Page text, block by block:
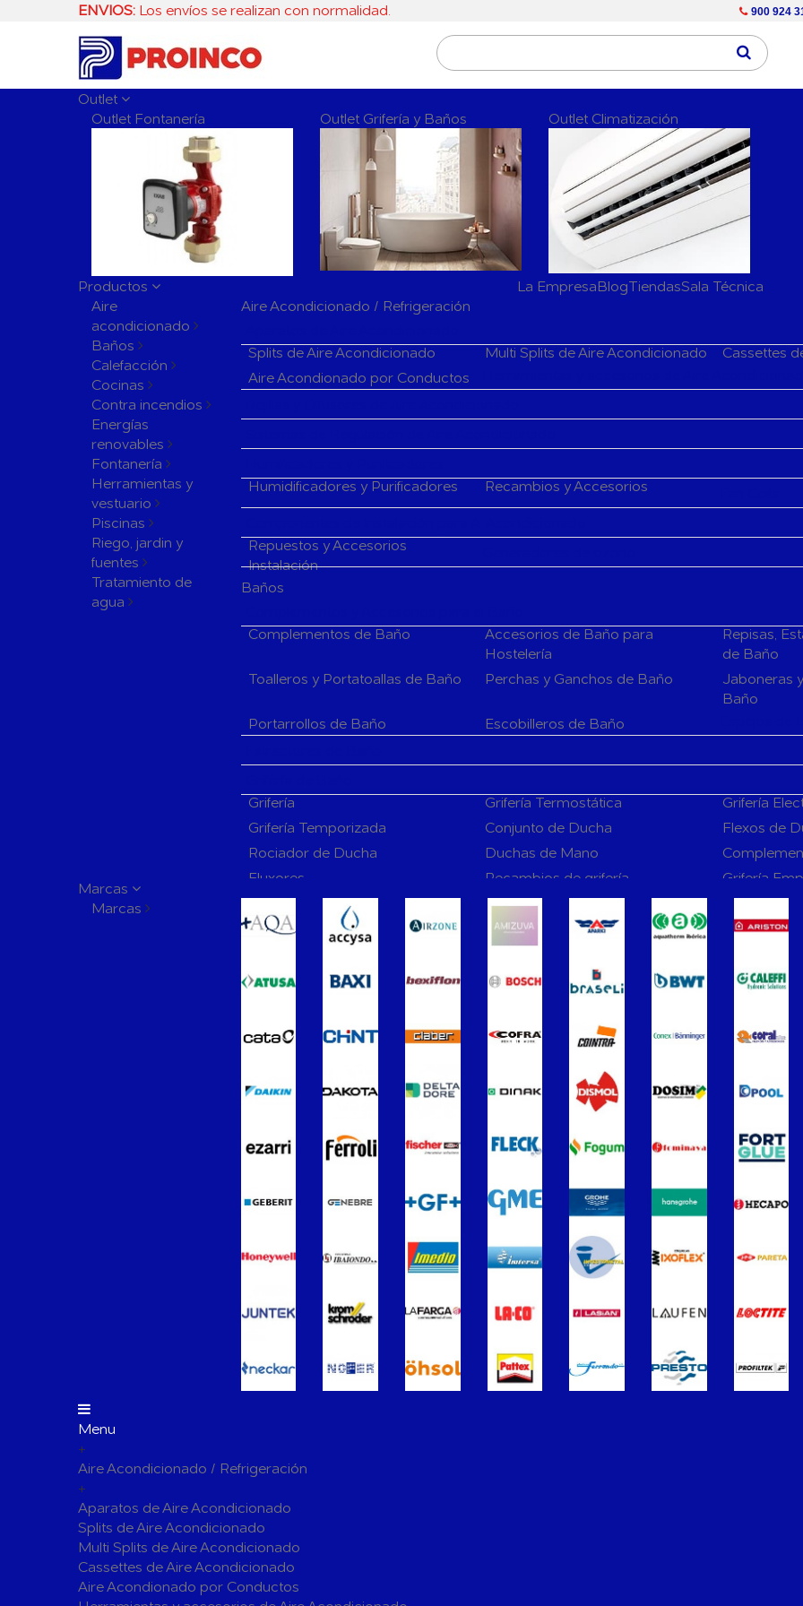
ENVIOS: Los envíos se realizan con normalidad. 900 924
Outlet
Outlet Fontanería
Outlet Grifería y Baños Outlet Climatización
Sala Técnica
Tiendas
Blog
La Empresa
Productos
Aire
acondicionado
Baños
Calefacción
Cocinas
Contra incendios
Energías
renovables
Fontanería
Herramientas y
vestuario
Piscinas
Riego, jardin y
fuentes
Tratamiento de
agua
Aire Acondicionado / Refrigeración
Splits de Aire Acondicionado
Multi Splits de Aire Acondicionado
Cassettes
Aire Acondionado por Conductos
Humidificadores y Purificadores
Recambios y Accesorios
Repuestos y Accesorios
Instalación
Baños
Complementos de Baño
Accesorios de Baño para
Hostelería
Repisas,
de Baño
Toalleros y Portatoallas de Baño
Perchas y Ganchos de Baño
Jaboneras
Baño
Portarrollos de Baño
Escobilleros de Baño
Grifería
Grifería Termostática
Grifería
Grifería Temporizada
Conjunto de Ducha
Flexos de
Rociador de Ducha
Duchas de Mano
Fluxores
Recambios de grifería
Grifería
Mamparas de Baño
Muebles de Baño
Mecanismos
Sanitarios
Lavabos
Bañeras
Urinarios
Placas de Accionamiento para
Cisternas Para Inodoros
Cisternas
Seguridad en el Baño
Wellness
Manómetros
Termometros
Tapones, purgadores y accesorios
para radiador
Soportes para Radiadores
Acumuladores e
Bombas Circuladoras / Grupos de Bombeo
Bombas Simples para ACS
Calderas Murales a Gas
Grupos Térmicos de Gasóleo
Calentadores a Gas
Depósitos de Gasóleo
Emisores Térmicos Eléctricos
Chimenea Modular de Aluminio
Evacuación de Calderas
Distribución y Colectores
Marcas
Marcas
Menu
+
Aire Acondicionado / Refrigeración
+
Aparatos de Aire Acondicionado
Splits de Aire Acondicionado
Multi Splits de Aire Acondicionado
Cassettes de Aire Acondicionado
Aire Acondionado por Conductos